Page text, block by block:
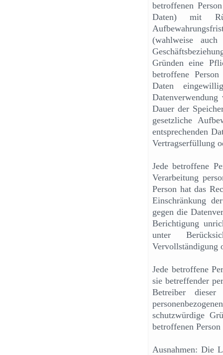
betroffenen
Daten) mit
(wahlweise
Gründen eine
betroffene
Daten
Dauer der
gesetzliche
entsprechenden
Vertragserfüllung
Jede betroffene
Verarbeitung
Person hat das
Einschränkung
gegen die
Berichtigung
unter
Vervollständigung
Jede betroffene
sie betreffender
Betreiber dieser
schutzwürdige
betroffenen
Ausnahmen: Die